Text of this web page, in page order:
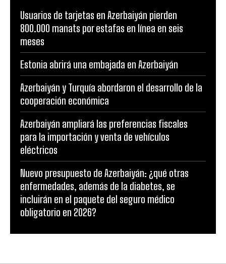
Usuarios de tarjetas en Azerbaiyán pierden
800.000 manats por estafas en línea en seis
meses
Estonia abrirá una embajada en Azerbaiyán
Azerbaiyán y Turquía abordaron el desarrollo de la
cooperación económica
Azerbaiyán ampliará las preferencias fiscales
para la importación y venta de vehículos
eléctricos
Nuevo presupuesto de Azerbaiyán: ¿qué otras
enfermedades, además de la diabetes, se
incluirán en el paquete del seguro médico
obligatorio en 2026?